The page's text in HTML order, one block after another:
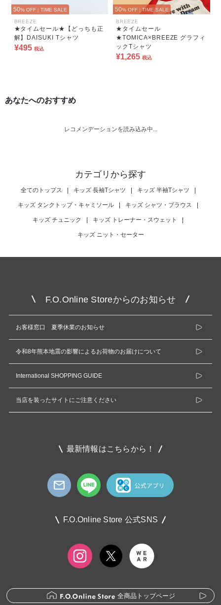
50% OFF | TIME SALE
BREEZE
★タイムセール★【どっちも正
解】DAISUKI Tシャツ
¥495 税込
50% OFF | TIME SALE
BREEZE
★タイムセール
★TOMICA×BREEZE グラフィ
ックTシャツ
¥1,265 税込
あなたへのおすすめ
レコメンデーションを読み込み中...
カテゴリから探す
全てのトップス キッズ 長袖Tシャツ キッズ 半袖Tシャツ
キッズ タンクトップ・キャミソール キッズ シャツ・ブラウス
キッズ チュニック キッズ トレーナー・スウェット
キッズ ニット・セーター
F.O.Online Storeからのお知らせ
お客様窓口 夏季休業のお知らせ
令和8年熊本地震の影響によるお荷物のお届けについて
International SHOPPING GUIDE
当店を装ったサイトにご注意ください
最新情報はこちらから！
F.O.Online Store 公式SNS
全商品トップページ